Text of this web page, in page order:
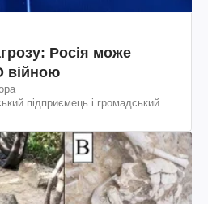
Росія може
війною
підприємець і громадський